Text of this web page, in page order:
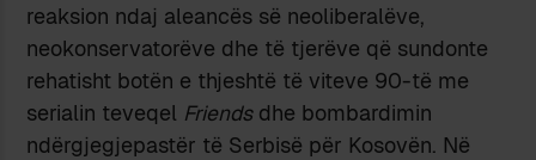
reaksion ndaj aleancës së neoliberalëve,
neokonservatorëve dhe të tjerëve që sundonte
rehatisht botën e thjeshtë të viteve 90-të me
serialin teveqel Friendsdhe bombardimin
ndërgjegjepastër të Serbisë për Kosovën. Në